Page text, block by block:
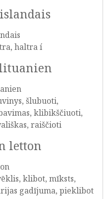
haltra í
šlubuoti,
klibikščiuoti,
raiščioti
letton
klibot, mīksts,
gadījuma, pieklibot